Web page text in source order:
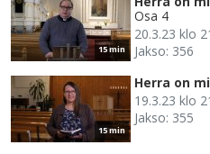
15 min
Osa 4
20.3.23 klo
Jakso: 356
15 min
Herra on
19.3.23 klo
Jakso: 355